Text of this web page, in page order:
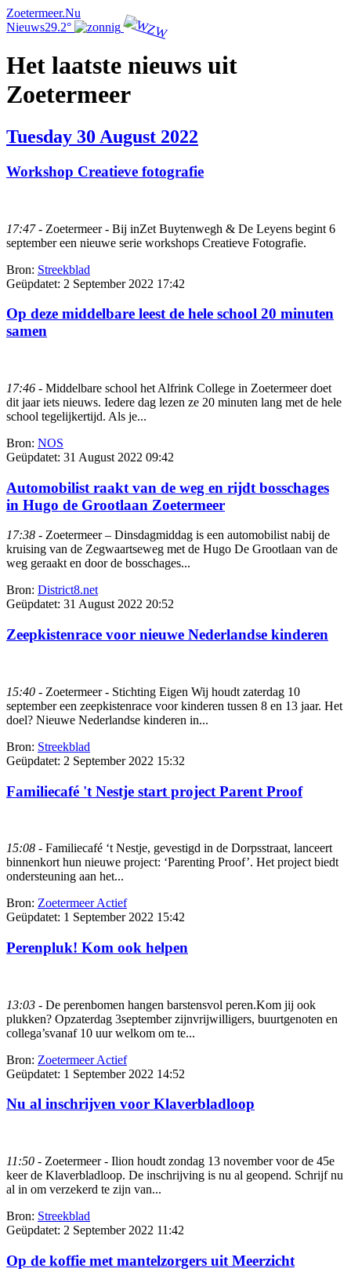
Zoetermeer.Nu
Nieuws29.2°
Het laatste nieuws uit
Zoetermeer
Tuesday 30 August 2022
Workshop Creatieve fotografie
17:47- Zoetermeer - Bij inZet Buytenwegh & De Leyens begint 6
september een nieuwe serie workshops Creatieve Fotografie.
Bron: Streekblad
Geüpdatet: 2 September 2022 17:42
Op deze middelbare leest de hele school 20 minuten
samen
17:46 - Middelbare school het Alfrink College in Zoetermeer doet
dit jaar iets nieuws. Iedere dag lezen ze 20 minuten lang met de hele
school tegelijkertijd. Als je...
Bron: NOS
Geüpdatet: 31 August 2022 09:42
Automobilist raakt van de weg en rijdt bosschages
in Hugo de Grootlaan Zoetermeer
17:38 - Zoetermeer – Dinsdagmiddag is een automobilist nabij de
kruising van de Zegwaartseweg met de Hugo De Grootlaan van de
weg geraakt en door de bosschages...
Bron: District8.net
Geüpdatet: 31 August 2022 20:52
Zeepkistenrace voor nieuwe Nederlandse kinderen
15:40 - Zoetermeer - Stichting Eigen Wij houdt zaterdag 10
september een zeepkistenrace voor kinderen tussen 8 en 13 jaar. Het
doel? Nieuwe Nederlandse kinderen in...
Bron: Streekblad
Geüpdatet: 2 September 2022 15:32
Familiecafé 't Nestje start project Parent Proof
15:08 - Familiecafé ‘t Nestje, gevestigd in de Dorpsstraat, lanceert
binnenkort hun nieuwe project: ‘Parenting Proof’. Het project biedt
ondersteuning aan het...
Bron: Zoetermeer Actief
Geüpdatet: 1 September 2022 15:42
Perenpluk! Kom ook helpen
13:03 - De perenbomen hangen barstensvol peren.Kom jij ook
plukken? Opzaterdag 3september zijnvrijwilligers, buurtgenoten en
collega’svanaf 10 uur welkom om te...
Bron: Zoetermeer Actief
Geüpdatet: 1 September 2022 14:52
Nu al inschrijven voor Klaverbladloop
11:50 - Zoetermeer - Ilion houdt zondag 13 november voor de 45e
keer de Klaverbladloop. De inschrijving is nu al geopend. Schrijf nu
al in om verzekerd te zijn van...
Bron: Streekblad
Geüpdatet: 2 September 2022 11:42
Op de koffie met mantelzorgers uit Meerzicht